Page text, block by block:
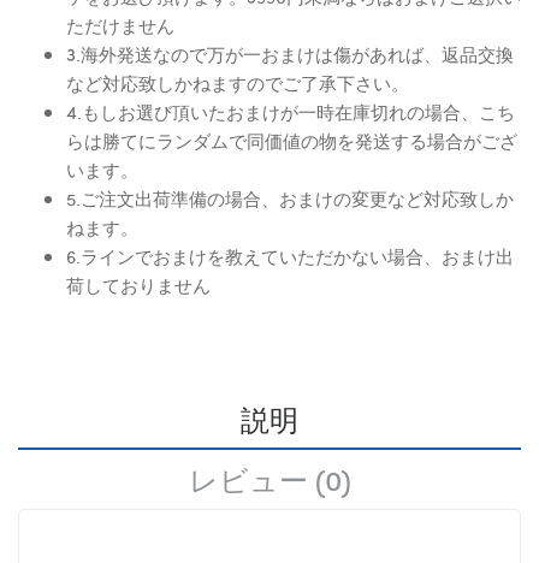
ただけません
3.海外発送なので万が一おまけは傷があれば、返品交換
など対応致しかねますのでご了承下さい。
4.もしお選び頂いたおまけが一時在庫切れの場合、こち
らは勝てにランダムで同価値の物を発送する場合がござ
います。
5.ご注文出荷準備の場合、おまけの変更など対応致しか
ねます。
6.ラインでおまけを教えていただかない場合、おまけ出
荷しておりません
説明
レビュー (0)